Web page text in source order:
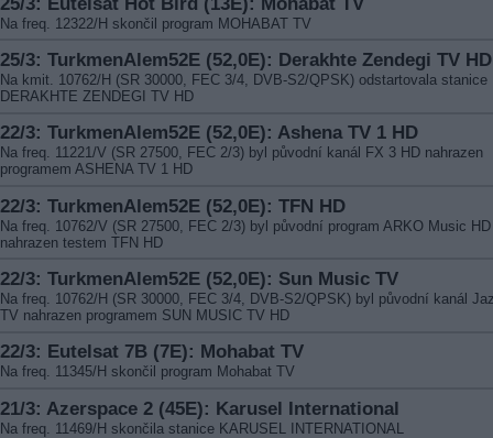
Na freq. 12322/H skončil program MOHABAT TV
25/3: TurkmenAlem52E (52,0E): Derakhte Zendegi TV HD
Na kmit. 10762/H (SR 30000, FEC 3/4, DVB-S2/QPSK) odstartovala stanice
DERAKHTE ZENDEGI TV HD
22/3: TurkmenAlem52E (52,0E): Ashena TV 1 HD
Na freq. 11221/V (SR 27500, FEC 2/3) byl původní kanál FX 3 HD nahrazen
programem ASHENA TV 1 HD
22/3: TurkmenAlem52E (52,0E): TFN HD
Na freq. 10762/V (SR 27500, FEC 2/3) byl původní program ARKO Music HD
nahrazen testem TFN HD
22/3: TurkmenAlem52E (52,0E): Sun Music TV
Na freq. 10762/H (SR 30000, FEC 3/4, DVB-S2/QPSK) byl původní kanál
TV nahrazen programem SUN MUSIC TV HD
22/3: Eutelsat 7B (7E): Mohabat TV
Na freq. 11345/H skončil program Mohabat TV
21/3: Azerspace 2 (45E): Karusel International
Na freq. 11469/H skončila stanice KARUSEL INTERNATIONAL